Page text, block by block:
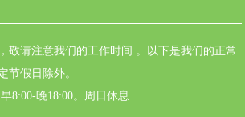
敬请注意我们的工作时间 。以下是我们的正常
节假日除外。
8:00-晚18:00。周日休息